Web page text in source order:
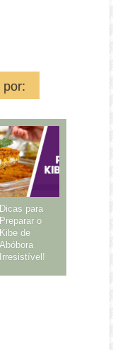
por:
Dicas para
Preparar o
Kibe de
Abóbora
Irresistível!